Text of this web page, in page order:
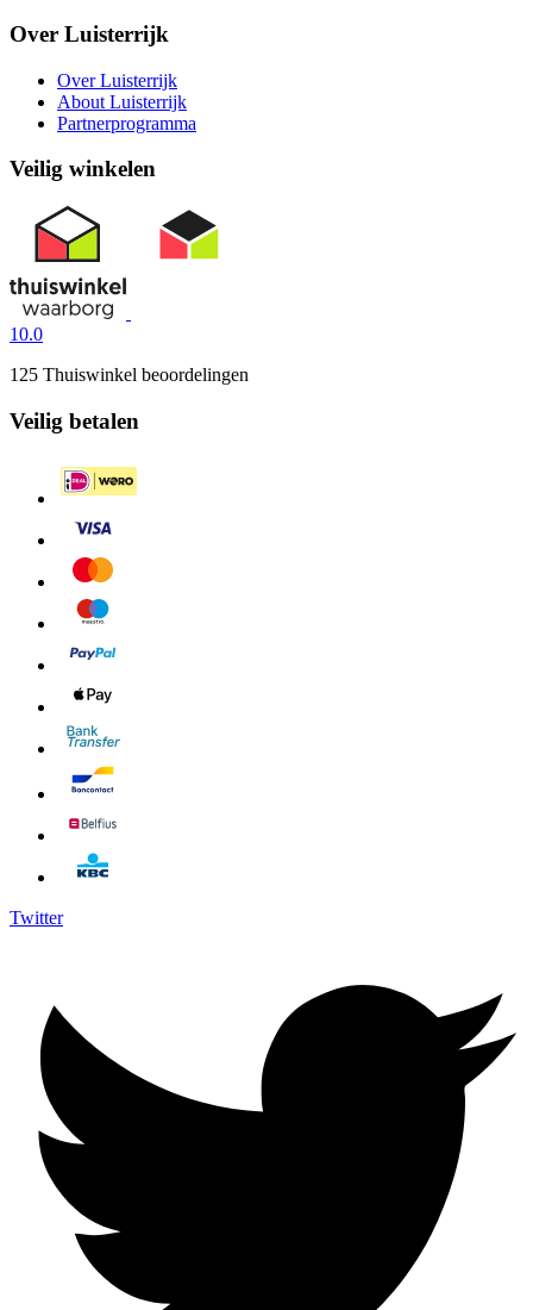
Over Luisterrijk
Over Luisterrijk
About Luisterrijk
Partnerprogramma
Veilig winkelen
10.0
125 Thuiswinkel beoordelingen
Veilig betalen
Twitter